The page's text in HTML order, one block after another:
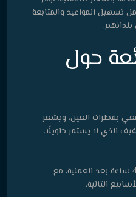
تسهيل المواعيد والمتابعة
حول
بقطرات العين، ويشعر
الذي لا يستمر طويلًا.
تظهر النتائج غالبًا خلال 24 – 48 ساعة بعد العملية، مع
التالية.